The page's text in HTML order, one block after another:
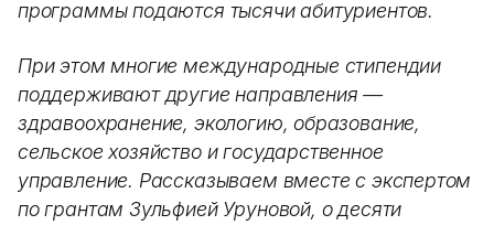
программы подаются тысячи абитуриентов.
При этом многие международные стипендии
поддерживают другие направления —
здравоохранение, экологию, образование,
сельское хозяйство и государственное
управление. Рассказываем вместе с экспертом
по грантам Зульфией Уруновой, о десяти